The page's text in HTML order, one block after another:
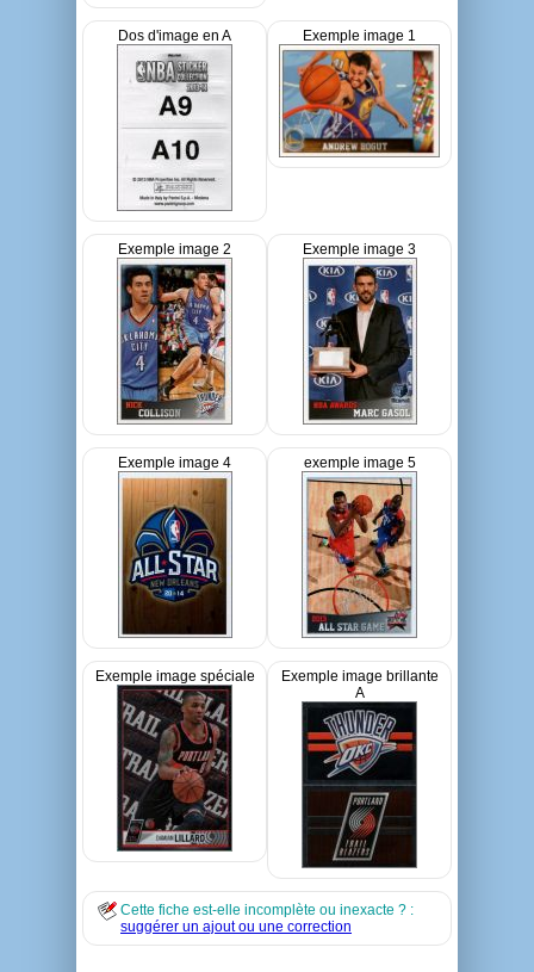
Dos d'image en A Exemple image 1
Exemple image 2 Exemple image 3
Exemple image 4 exemple image 5
Exemple image spéciale
Exemple image brillante
A
Cette fiche est-elle incomplète ou inexacte ? :
suggérer un ajout ou une correction